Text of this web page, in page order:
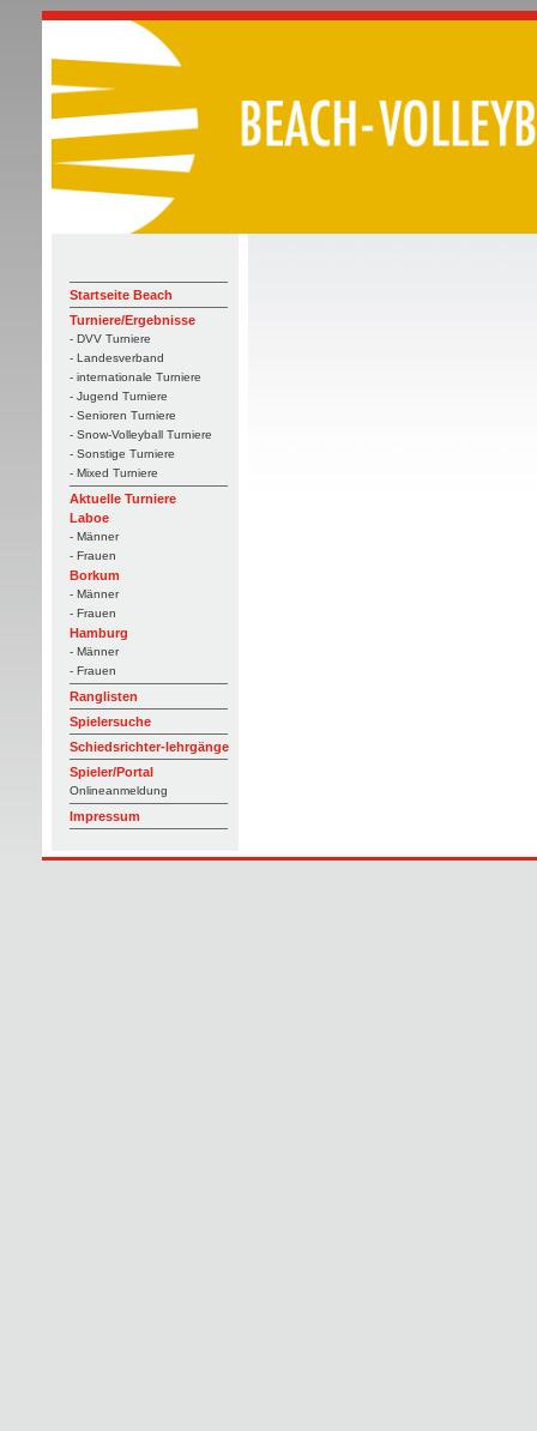
Startseite Beach
Turniere/Ergebnisse
- DVV Turniere
- Landesverband
- internationale Turniere
- Jugend Turniere
- Senioren Turniere
- Snow-Volleyball Turniere
- Sonstige Turniere
- Mixed Turniere
Aktuelle Turniere
Laboe
- Männer
- Frauen
Borkum
- Männer
- Frauen
Hamburg
- Männer
- Frauen
Ranglisten
Spielersuche
Schiedsrichter-lehrgänge
Spieler/Portal
Onlineanmeldung
Impressum